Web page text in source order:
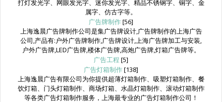
打灯发光字、网眼发光字、迷你发光字、精品不锈钢字、铜字、金
属字、仿古字等。
广告牌制作[56]
上海逸晨广告牌制作公司是集广告牌设计,广告牌制作的上海广告
公司,产品有:户外广告牌制作,广告牌设计,上海广告牌加工与安装,
户外广告牌,LED广告牌,楼体广告牌,高炮广告牌,灯箱广告牌等。
广告工程 [5]
广告灯箱制作[138]
上海逸晨广告有限公司为你提供超薄灯箱制作、吸塑灯箱制作、餐
饮灯箱、门头灯箱制作、商场灯箱、水晶灯箱制作、滚动灯箱制作
等各类广告灯箱制作服务，上海最专业的广告灯箱制作公司！